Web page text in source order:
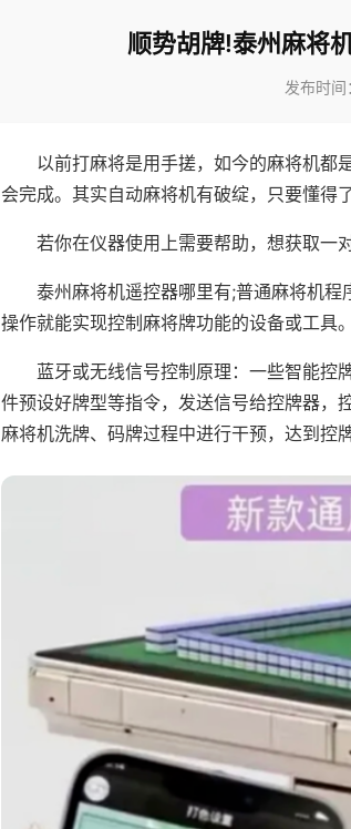
顺势胡牌!泰州麻将
发布时
以前打麻将是用手搓，如今的麻将机都
会完成。其实自动麻将机有破绽，只要懂得
若你在仪器使用上需要帮助，想获取一
泰州麻将机遥控器哪里有;普通麻将机
操作就能实现控制麻将牌功能的设备或工具。
蓝牙或无线信号控制原理：一些智能控
件预设好牌型等指令，发送信号给控牌器，
麻将机洗牌、码牌过程中进行干预，达到控牌